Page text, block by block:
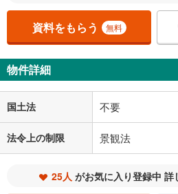
資料をもらう 無料
物件詳細
国土法 不要
法令上の制限 景観法
25人 がお気に入り登録中 詳